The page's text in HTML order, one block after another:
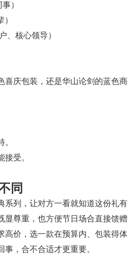
）
、核心领导）
庆包装，还是华山论剑的蓝色商
受。
同
列，让对方一看就知道这份礼
尊重，也方便节日场合直接馈赠
价，选一款在预算内、包装得
，合不合适才更重要。